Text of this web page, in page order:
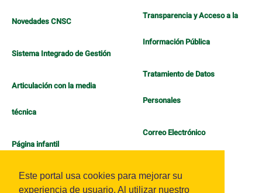
Este portal usa cookies para mejorar su
experiencia de usuario. Al utilizar nuestro
Novedades CNSC
Sistema Integrado de Gestión
Articulación con la media
técnica
Página infantil
Transparencia y Acceso a la
Información Pública
Tratamiento de Datos
Personales
Correo Electrónico